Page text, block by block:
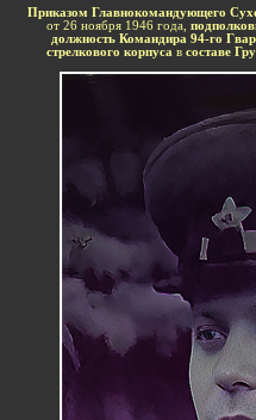
Приказом Главнокомандующего
от 26 ноября 1946 года,
должность Командира 94-го
стрелкового корпуса в составе